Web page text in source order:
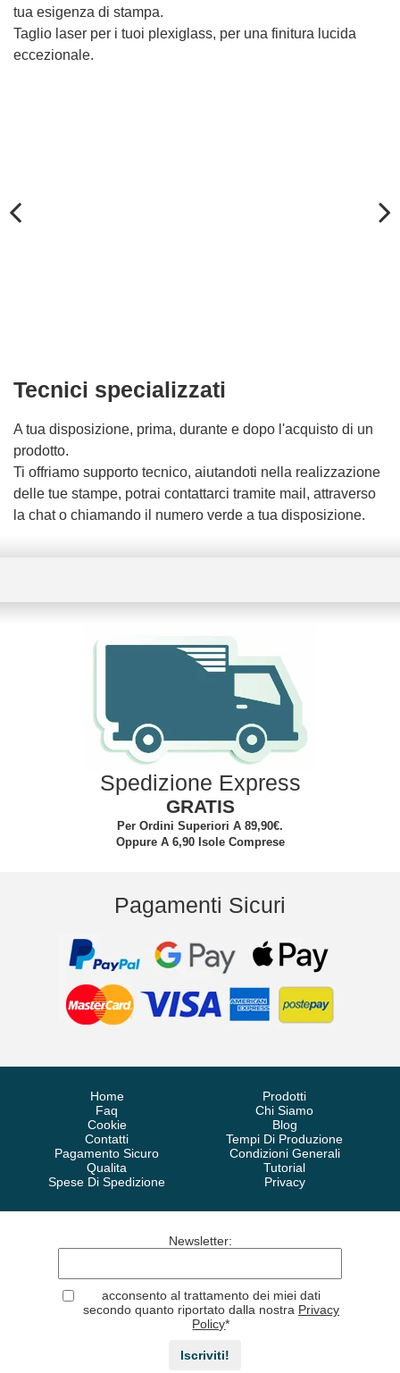
tua esigenza di stampa.
Taglio laser per i tuoi plexiglass, per una finitura lucida
eccezionale.
Tecnici specializzati
A tua disposizione, prima, durante e dopo l'acquisto di un
prodotto.
Ti offriamo supporto tecnico, aiutandoti nella realizzazione
delle tue stampe, potrai contattarci tramite mail, attraverso
la chat o chiamando il numero verde a tua disposizione.
Spedizione Express
GRATIS
Per Ordini Superiori A 89,90€.
Oppure A 6,90 Isole Comprese
Pagamenti Sicuri
Home
Prodotti
Faq
Chi Siamo
Cookie
Blog
Contatti
Tempi Di Produzione
Pagamento Sicuro
Condizioni Generali
Qualita
Tutorial
Spese Di Spedizione
Privacy
Newsletter:
acconsento al trattamento dei miei dati
secondo quanto riportato dalla nostra Privacy
Policy*
Iscriviti!